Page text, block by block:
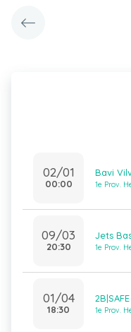
02/01
00:00
Bavi
1e Prov.
09/03
20:30
Jets
1e Prov.
01/04
18:30 1e Prov.